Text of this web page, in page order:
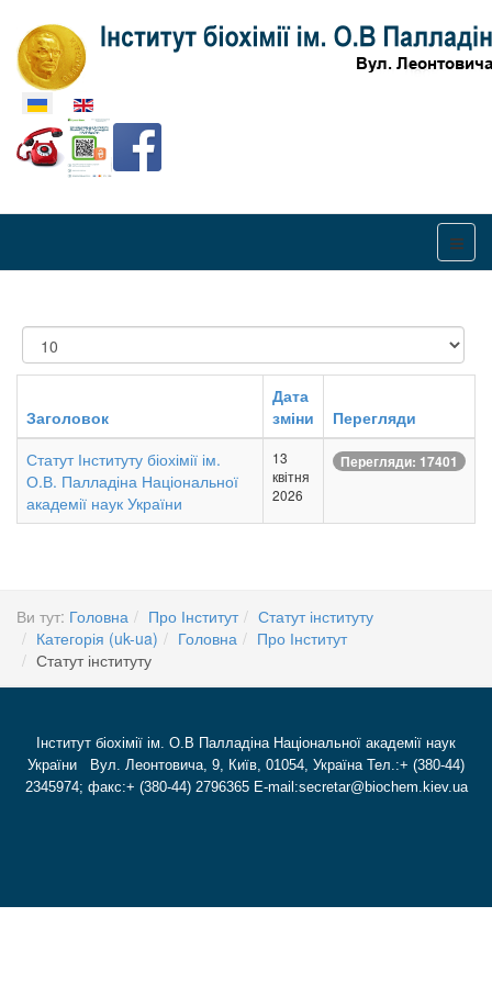
Оберіть свою мову
Показувати
Заголовок
Дата
зміни
Перегляди
Статут Інституту біохімії ім.
О.В. Палладіна Національної
академії наук України
13
квітня
2026
Перегляди: 17401
Ви тут: Головна Про Інститут
Статут інституту
Категорія (uk-ua)
Головна
Про Інститут
Статут інституту
Інститут біохімії ім. О.В Палладіна Національної академії наук
України Вул. Леонтовича, 9, Київ, 01054, Україна Тел.:+ (380-44)
2345974; факс:+ (380-44) 2796365 E-mail:secretar@biochem.kiev.ua